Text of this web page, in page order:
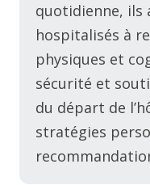
quotidienne, ils
hospitalisés à
physiques et
sécurité et
du départ de
stratégies